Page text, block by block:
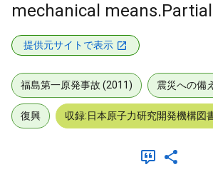
mechanical
提供元サイトで表示
福島第一原発事故 (2011) 震災への備え
復興 収録:日本原子力研究開発機構図